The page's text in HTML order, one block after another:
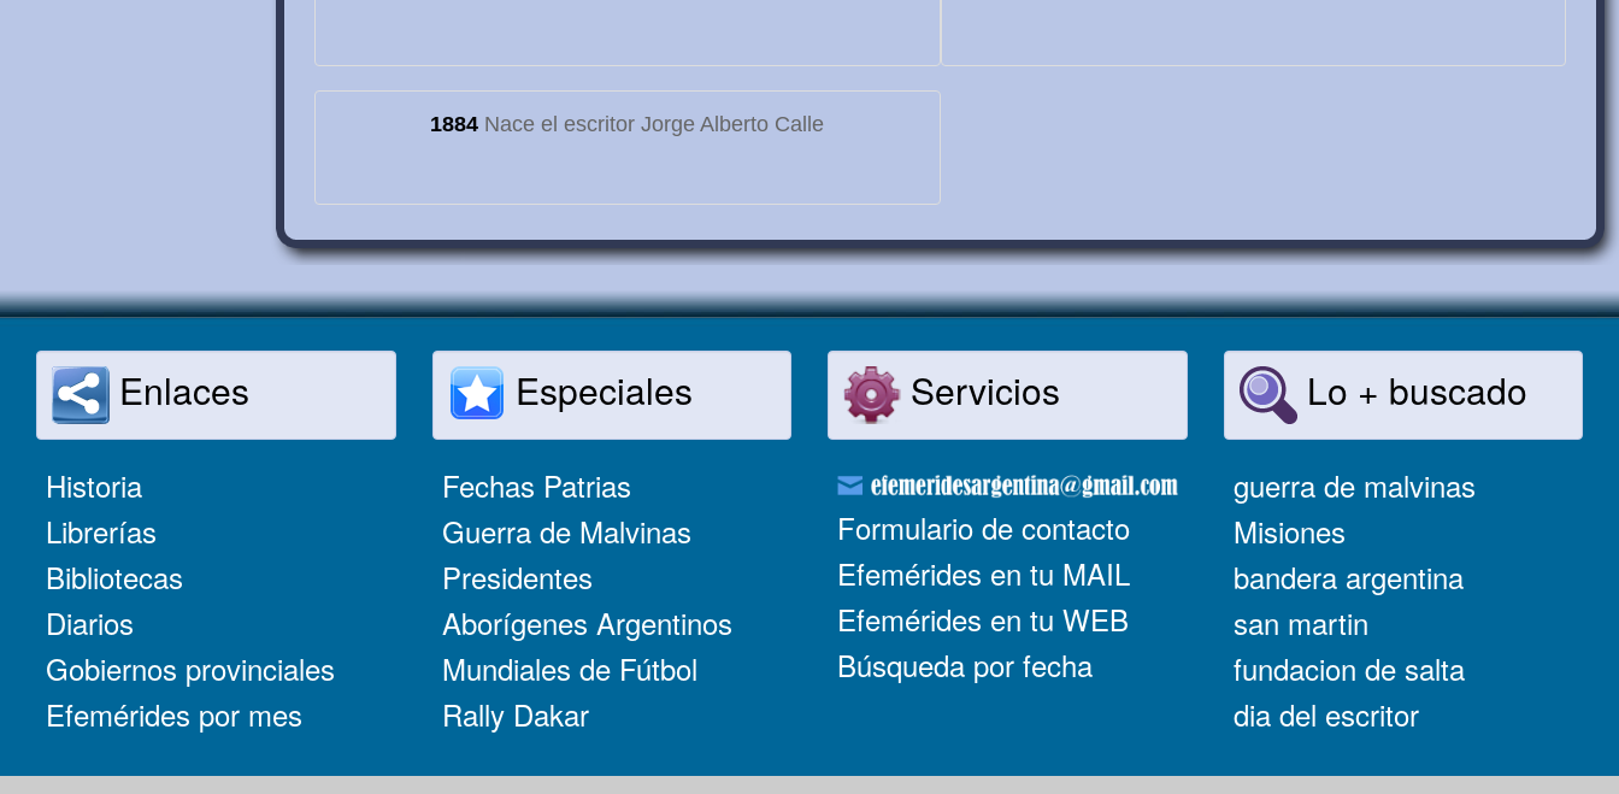
1884 Nace el escritor Jorge Alberto Calle
Enlaces
Historia
Librerías
Bibliotecas
Diarios
Gobiernos provinciales
Efemérides por mes
Especiales
Fechas Patrias
Guerra de Malvinas
Presidentes
Aborígenes Argentinos
Mundiales de Fútbol
Rally Dakar
Servicios
Formulario de contacto
Efemérides en tu MAIL
Efemérides en tu WEB
Búsqueda por fecha
Lo + buscado
guerra de malvinas
Misiones
bandera argentina
san martin
fundacion de salta
dia del escritor